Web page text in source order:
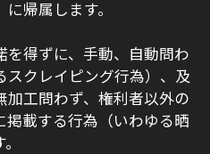
帰属します。
を得ずに、手動、自動問わ
スクレイピング行為）、及
工問わず、権利者以外の
載する行為（いわゆる晒